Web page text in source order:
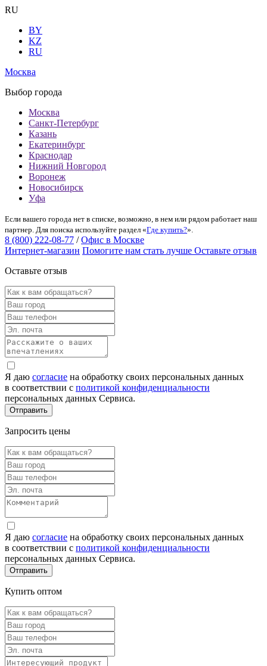
RU
BY
KZ
RU
Москва
Выбор города
Москва
Санкт-Петербург
Казань
Екатеринбург
Краснодар
Нижний Новгород
Воронеж
Новосибирск
Уфа
Если вашего города нет в списке, возможно, в нем или рядом работает наш
партнер. Для поиска используйте раздел «Где купить?».
8 (800) 222-08-77 / Офис в Москве
Интернет-магазин Помогите нам стать лучше Оставьте отзыв
Оставьте отзыв
Я даю согласие на обработку своих персональных данных
в соответствии с политикой конфиденциальности
персональных данных Сервиса.
Запросить цены
Я даю согласие на обработку своих персональных данных
в соответствии с политикой конфиденциальности
персональных данных Сервиса.
Купить оптом